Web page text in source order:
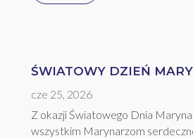
ŚWIATOWY DZIEŃ
cze 25, 2026
Z okazji Światowego Dnia
wszystkim Marynarzom